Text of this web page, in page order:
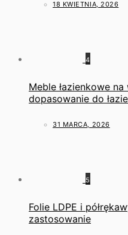
18 KWIETNIA, 2026
4
Meble łazienkowe
dopasowanie do
31 MARCA, 2026
5
Folie LDPE i
zastosowanie